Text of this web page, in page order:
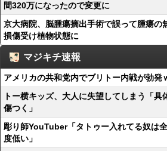
間320万になったので変更に
京大病院、脳腫瘍摘出手術で誤って腫瘍
損傷受け植物状態に
マジキチ速報
アメリカの共和党内でブリトー内戦が勃発
トー横キッズ、大人に失望してしまう「具
傷つく」
彫り師YouTuber「タトゥー入れてる奴は
度低い」